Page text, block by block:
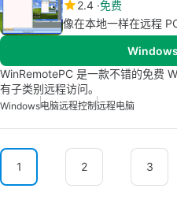
2.4 免费
像在本地一样在远程
WinRemotePC 是一款不错的免费
有子类别远程访问。
Windows电脑远程控制 远程电脑
1 2 3